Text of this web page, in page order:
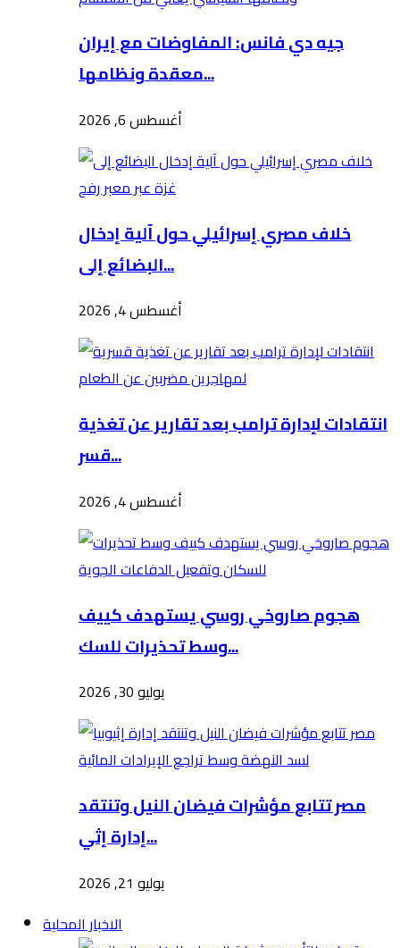
جيه دي فانس: المفاوضات مع إيران
معقدة ونظامها...
أغسطس 6, 2026
خلاف مصري إسرائيلي حول آلية إدخال
البضائع إلى...
أغسطس 4, 2026
انتقادات لإدارة ترامب بعد تقارير عن تغذية
قسر...
أغسطس 4, 2026
هجوم صاروخي روسي يستهدف كييف
وسط تحذيرات للسك...
يوليو 30, 2026
مصر تتابع مؤشرات فيضان النيل وتنتقد
إدارة إثي...
يوليو 21, 2026
الاخبار المحلية